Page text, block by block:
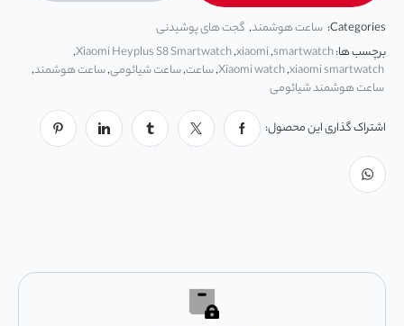
Categories: ساعت هوشمند, گجت های پوشیدنی
برچسب ها:smartwatch
,
xiaomi
,
Xiaomi Heyplus S8 Smartwatch
,
xiaomi smartwatch
,
Xiaomi watch
,ساعت,ساعت شیائومی,ساعت هوشمند,
ساعت هوشمند شیائومی
اشتراک گذاری این محصول: